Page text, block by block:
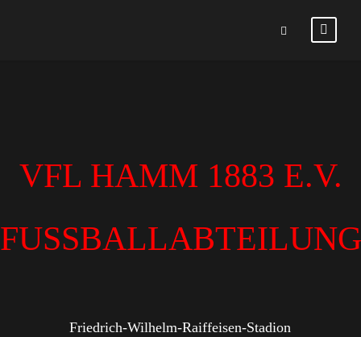
VFL HAMM 1883 E.V.
FUSSBALLABTEILUNG
Friedrich-Wilhelm-Raiffeisen-Stadion